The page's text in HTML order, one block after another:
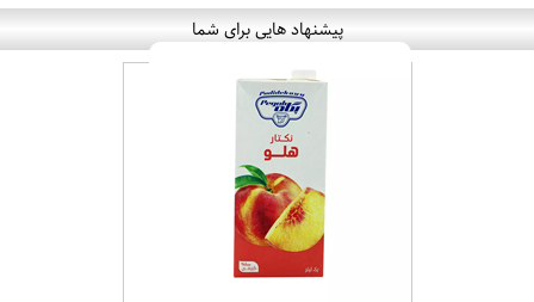
پیشنهاد هایی برای شما